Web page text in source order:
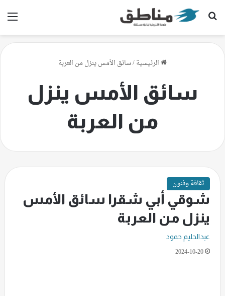
بحث عن
الرئيسية/سائق الأمس ينزل من العربة
سائق الأمس ينزل
من العربة
ثقافة وفنون
شوقي أبي شقرا سائق الأمس
ينزل من العربة
عبدالحليم حمود
2024-10-20